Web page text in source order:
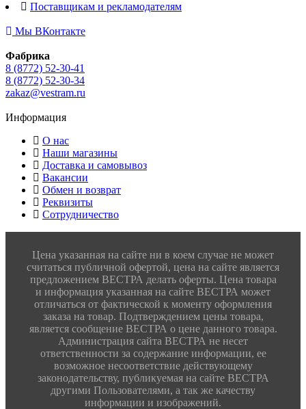
Поставщикам и рекламодателям
Мы ВКонтакте
Фабрика
8 (8772) 52-30-41
8 (8772) 52-30-34
zakaz@vestram.ru
Информация
О нас
Наши магазины
Доставка и самовывоз
Вакансии
Обмен и возврат
Реквизиты
Сотрудничество
Цена указанная на сайте ни в коем случае не может
считаться публичной офертой, цена на сайте является
предложением ВЕСТРА делать оферты. Цена товара
и информация указанная на сайте ВЕСТРА может
отличаться от фактической к моменту оформления
заказа на товар. Подтверждением цены товара,
является сообщение ВЕСТРА о цене данного товара.
Администрация сайта ВЕСТРА не несет
ответственности за содержание информации, ее
возможное несоответствие действующему
законодательству, публикуемая на сайте ВЕСТРА
другими Пользователями, а так же качеству
информации и изображений.